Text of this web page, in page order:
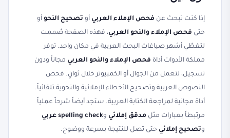
إذا كنت تبحث عن فحص الإملاء العربي أو تصحيح النحو أو
حتى فحص الإملاء والنحو العربي، فهذه الصفحة صُممت
لتغطّي أشهر صياغات البحث العربية في مكان واحد. توفر
مملكة الأدوات أداة فحص الإملاء والنحو العربي مجاناً ودون
تسجيل، لتعمل من الجوال أو الكمبيوتر خلال ثوانٍ. فحص
النصوص العربية وتصحيح الأخطاء الإملائية والنحوية تلقائياً.
أداة مجانية لمراجعة الكتابة العربية. ستجد أيضاً شرحاً عملياً
مرتبطاً بعبارات مثل مدقق إملائي وspelling check عربي
وتصحيح إملائي حتى تصل للنتيجة بسرعة ووضوح.